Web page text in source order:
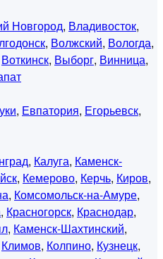
Новгород, Владивосток,
, Волжский, Вологда,
Воткинск, Выборг, Винница,
, Евпатория, Егорьевск,
, Калуга, Каменск-
, Кемерово, Керчь, Киров,
, Комсомольск-на-Амуре,
, Красногорск, Краснодар,
, Каменск-Шахтинский,
Климов, Колпино, Кузнецк,